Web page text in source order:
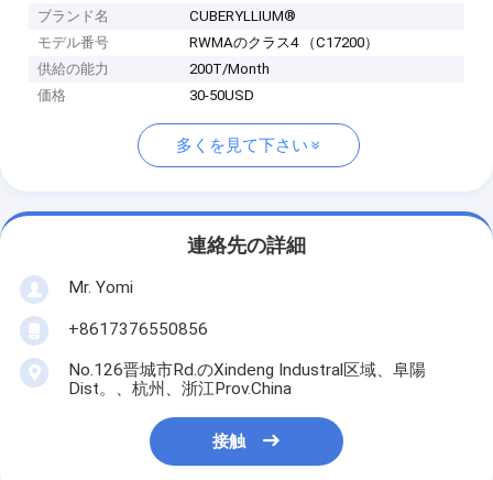
ブランド名
CUBERYLLIUM®
モデル番号
RWMAのクラス4 （C17200）
供給の能力
200T/Month
価格
30-50USD
多くを見て下さい
連絡先の詳細
Mr. Yomi
+8617376550856
No.126晋城市Rd.のXindeng Industral区域、阜陽
Dist。、杭州、浙江Prov.China
接触